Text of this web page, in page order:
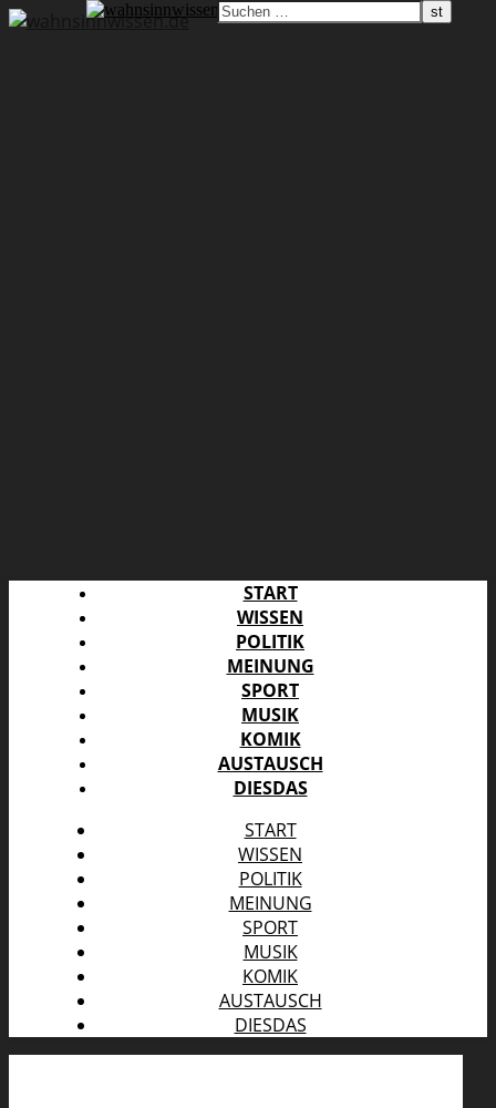
START
WISSEN
POLITIK
MEINUNG
SPORT
MUSIK
KOMIK
AUSTAUSCH
DIESDAS
START
WISSEN
POLITIK
MEINUNG
SPORT
MUSIK
KOMIK
AUSTAUSCH
DIESDAS